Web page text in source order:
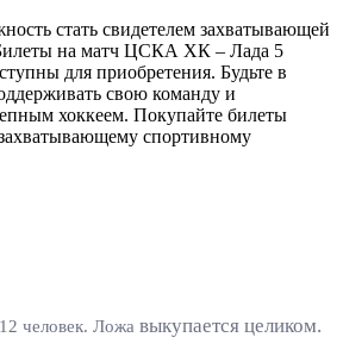
стать свидетелем захватывающей
на матч ЦСКА ХК – Лада 5
для приобретения. Будьте в
свою команду и
хоккеем. Покупайте билеты
захватывающему спортивному
человек. Ложа выкупается целиком.